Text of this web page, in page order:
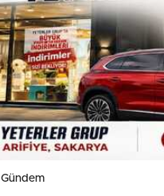
Gündem